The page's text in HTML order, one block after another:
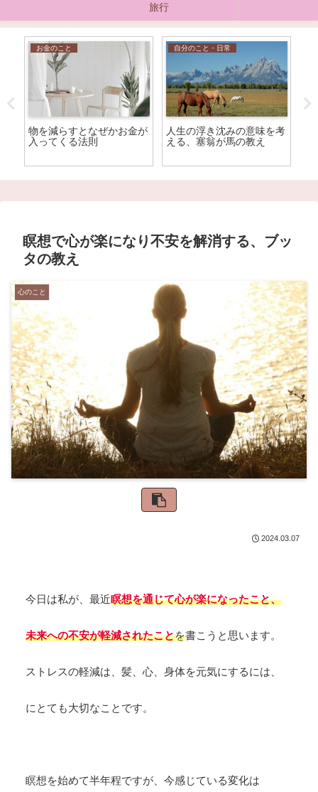
旅行
お金のこと
物を減らすとなぜかお金が
入ってくる法則
自分のこと・日常
人生の浮き沈みの意味を考
える、塞翁が馬の教え
瞑想で心が楽になり不安を解消する、ブッ
タの教え
心のこと
2024.03.07
今日は私が、最近瞑想を通じて心が楽になったこと、
未来への不安が軽減されたことを書こうと思います。
ストレスの軽減は、髪、心、身体を元気にするには、
にとても大切なことです。
瞑想を始めて半年程ですが、今感じている変化は